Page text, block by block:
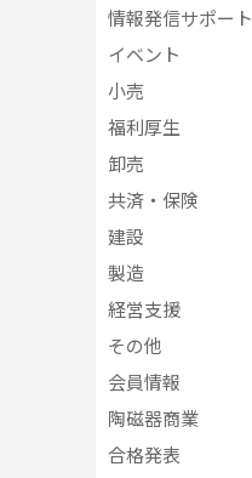
情報発信サポート
イベント
小売
福利厚生
卸売
共済・保険
建設
製造
経営支援
その他
会員情報
陶磁器商業
合格発表